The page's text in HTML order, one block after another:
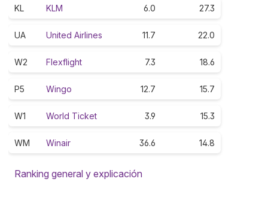
KL KLM 6.0 27.3
UA United Airlines 11.7 22.0
W2 Flexflight 7.3 18.6
P5 Wingo 12.7 15.7
W1 World Ticket 3.9 15.3
WM Winair 36.6 14.8
Ranking general y explicación